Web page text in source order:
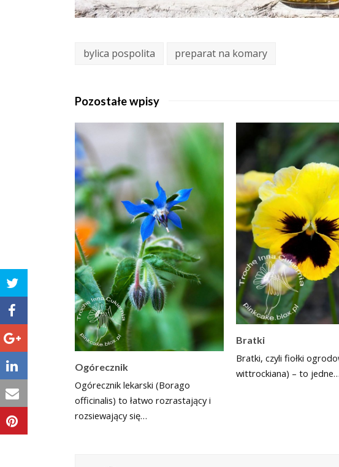
bylica pospolita preparat na komary
Pozostałe wpisy
Ogórecznik
Ogórecznik lekarski (Borago
officinalis) to łatwo rozrastający i
rozsiewający się…
Bratki
Bratki, czyli fiołki
wittrockiana) – to jedne…